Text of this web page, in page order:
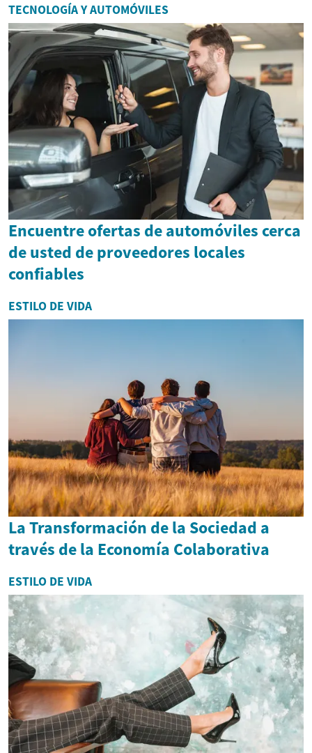
TECNOLOGÍA Y AUTOMÓVILES
Encuentre ofertas de automóviles cerca
de usted de proveedores locales
confiables
ESTILO DE VIDA
La Transformación de la Sociedad a
través de la Economía Colaborativa
ESTILO DE VIDA